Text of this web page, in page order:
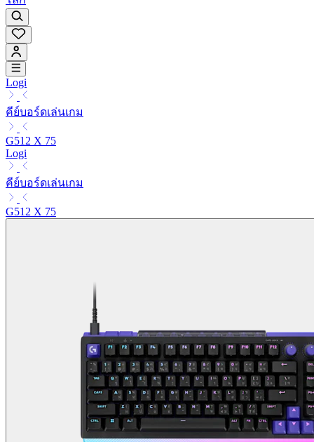
Logi
คีย์บอร์ดเล่นเกม
G512 X 75
Logi
คีย์บอร์ดเล่นเกม
G512 X 75